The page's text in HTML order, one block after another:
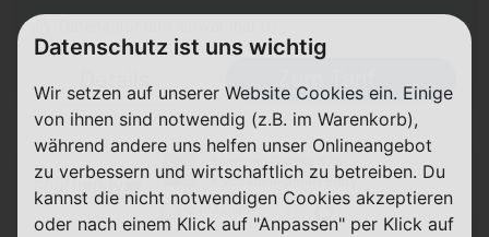
Samsung Galaxy S26
+ Vodafone Smart Entry
24 Monate
Datenschutz ist uns wichtig
Wir setzen auf unserer Website Cookies ein. Einige
von ihnen sind notwendig (z.B. im Warenkorb),
während andere uns helfen unser Onlineangebot
zu verbessern und wirtschaftlich zu betreiben. Du
kannst die nicht notwendigen Cookies akzeptieren
oder nach einem Klick auf "Anpassen" per Klick auf